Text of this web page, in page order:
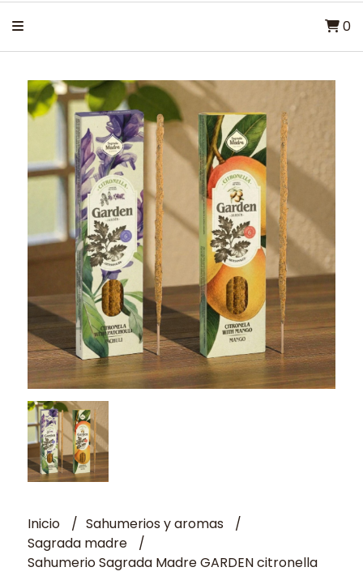
0
Inicio
Sahumerios y aromas
Sagrada madre
Sahumerio Sagrada Madre GARDEN citronella